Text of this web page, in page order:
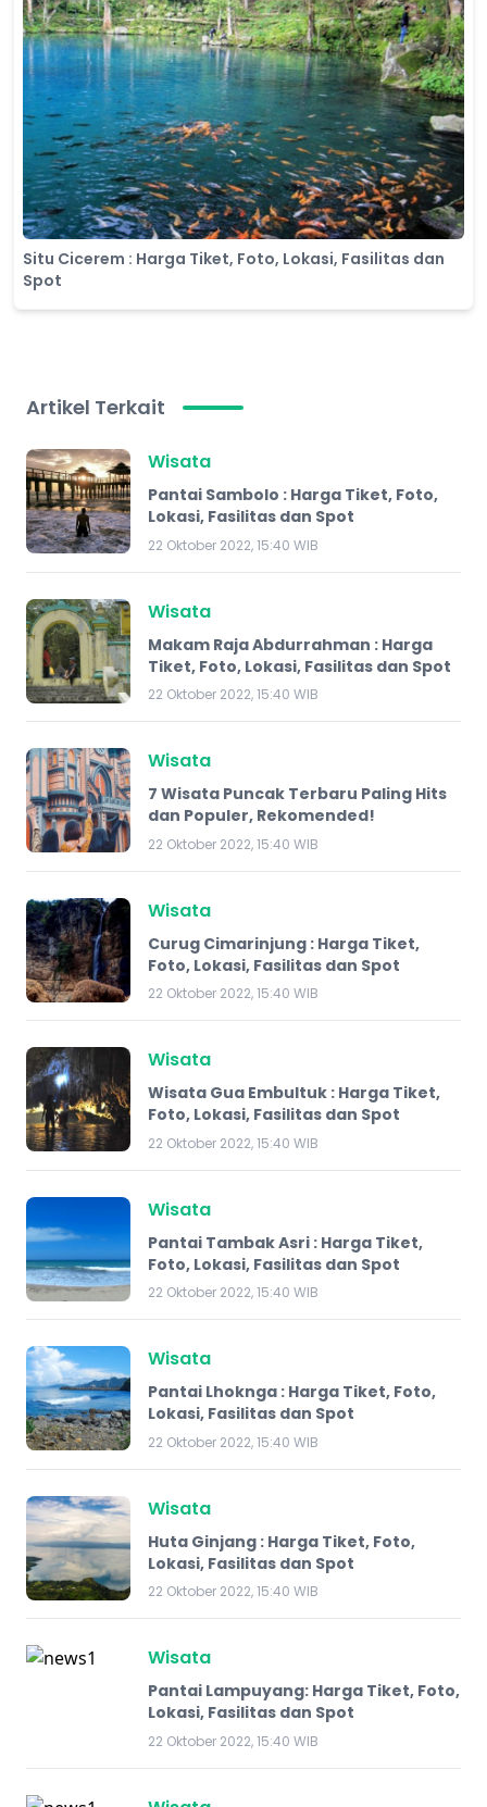
Situ Cicerem : Harga Tiket, Foto, Lokasi, Fasilitas dan
Spot
Artikel Terkait
Wisata
Pantai Sambolo : Harga Tiket, Foto,
Lokasi, Fasilitas dan Spot
22 Oktober 2022, 15:40 WIB
Wisata
Makam Raja Abdurrahman : Harga
Tiket, Foto, Lokasi, Fasilitas dan Spot
22 Oktober 2022, 15:40 WIB
Wisata
7 Wisata Puncak Terbaru Paling Hits
dan Populer, Rekomended!
22 Oktober 2022, 15:40 WIB
Wisata
Curug Cimarinjung : Harga Tiket,
Foto, Lokasi, Fasilitas dan Spot
22 Oktober 2022, 15:40 WIB
Wisata
Wisata Gua Embultuk : Harga Tiket,
Foto, Lokasi, Fasilitas dan Spot
22 Oktober 2022, 15:40 WIB
Wisata
Pantai Tambak Asri : Harga Tiket,
Foto, Lokasi, Fasilitas dan Spot
22 Oktober 2022, 15:40 WIB
Wisata
Pantai Lhoknga : Harga Tiket, Foto,
Lokasi, Fasilitas dan Spot
22 Oktober 2022, 15:40 WIB
Wisata
Huta Ginjang : Harga Tiket, Foto,
Lokasi, Fasilitas dan Spot
22 Oktober 2022, 15:40 WIB
Wisata
Pantai Lampuyang: Harga Tiket, Foto,
Lokasi, Fasilitas dan Spot
22 Oktober 2022, 15:40 WIB